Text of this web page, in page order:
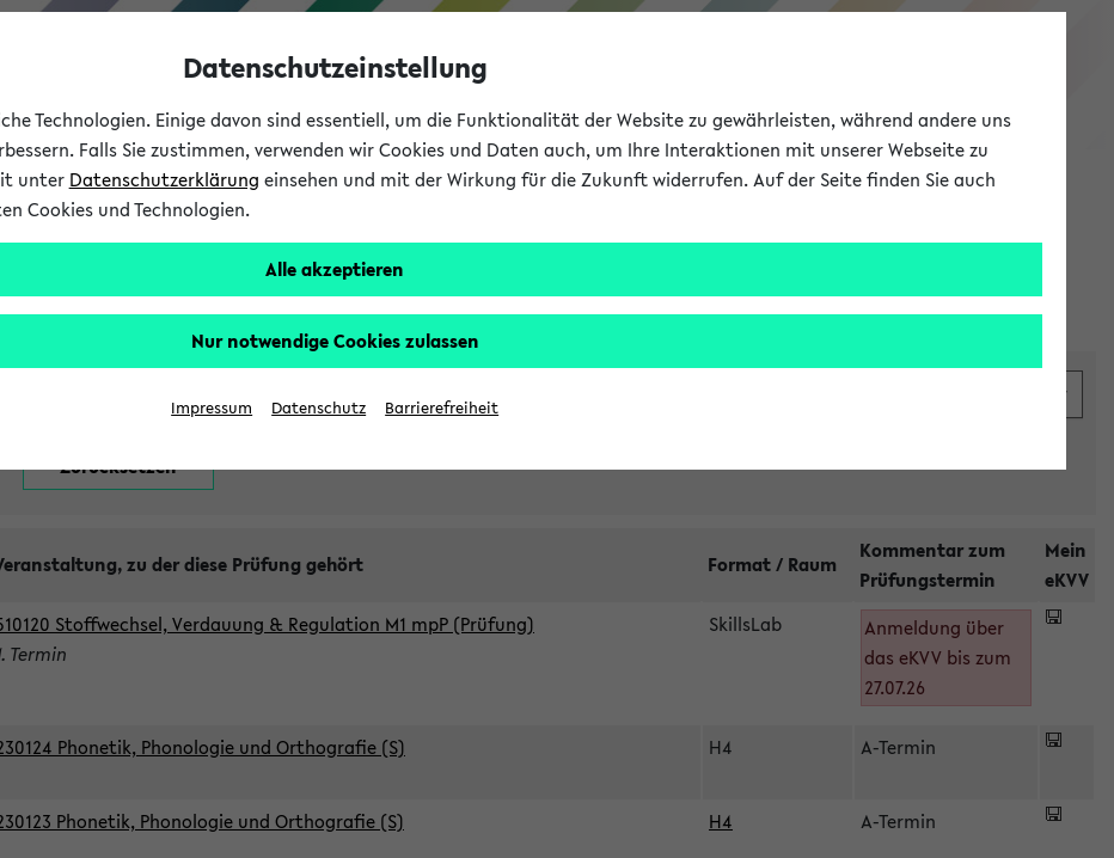
eKVV
Studium
Prüfungen
zu der diese Prüfung gehört Format / Raum
Kommentar zum
Prüfungstermin
Mein
eKVV
Stoffwechsel, Verdauung & Regulation M1 mpP (Prüfung)
Termin
SkillsLab
Anmeldung über
das eKVV bis zum
27.07.26
Phonetik, Phonologie und Orthografie (S) H4 A-Termin
Phonetik, Phonologie und Orthografie (S) H4 A-Termin
Datenschutzeinstellung
Technologien. Einige davon sind essentiell, um die Funktionalität der Website zu gewährleisten, während andere uns
Falls Sie zustimmen, verwenden wir Cookies und Daten auch, um Ihre Interaktionen mit unserer Webseite zu
unter Datenschutzerklärung einsehen und mit der Wirkung für die Zukunft widerrufen. Auf der Seite finden Sie auch
Cookies und Technologien.
Alle akzeptieren
Nur notwendige Cookies zulassen
Impressum Datenschutz Barrierefreiheit